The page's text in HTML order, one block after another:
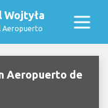
Aeropuerto
Aeropuerto de